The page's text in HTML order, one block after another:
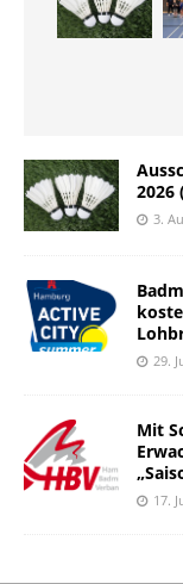
2026
3.
29.
Mit
17.